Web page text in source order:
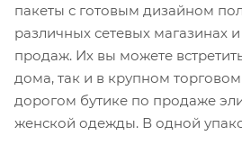
пакеты с готовым дизайном
различных сетевых магазинах
продаж. Их вы можете
дома, так и в крупном
дорогом бутике по продаже
женской одежды. В одной